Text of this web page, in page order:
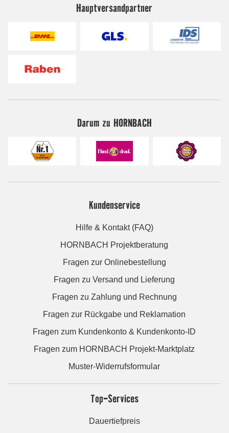
Hauptversandpartner
Darum zu HORNBACH
Kundenservice
Hilfe & Kontakt (FAQ)
HORNBACH Projektberatung
Fragen zur Onlinebestellung
Fragen zu Versand und Lieferung
Fragen zu Zahlung und Rechnung
Fragen zur Rückgabe und Reklamation
Fragen zum Kundenkonto & Kundenkonto-ID
Fragen zum HORNBACH Projekt-Marktplatz
Muster-Widerrufsformular
Top-Services
Dauertiefpreis